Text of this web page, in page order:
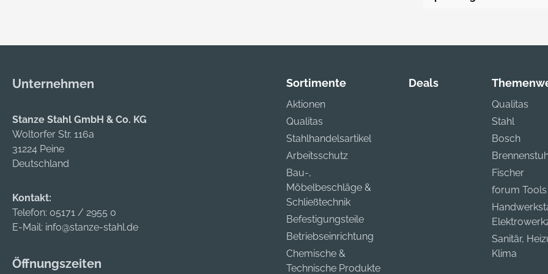
Unternehmen
Stanze Stahl GmbH & Co. KG
Woltorfer Str. 116a
31224 Peine
Deutschland
Kontakt:
Telefon: 05171 / 2955 0
E-Mail: info@stanze-stahl.de
Öffnungszeiten
Sortimente
Aktionen
Qualitas
Stahlhandelsartikel
Arbeitsschutz
Bau-,
Möbelbeschläge &
Schließtechnik
Befestigungsteile
Betriebseinrichtung
Chemische &
Technische Produkte
Deals
Qualitas
Stahl
Bosch
Fischer
forum Tools
Sanitär,
Klima